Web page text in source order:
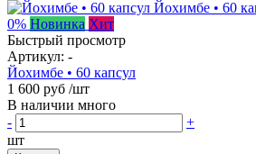
0% Новинка Хит
Быстрый просмотр
Артикул: -
Йохимбе • 60 капсул
1 600 руб /шт
В наличии много
-
+
шт